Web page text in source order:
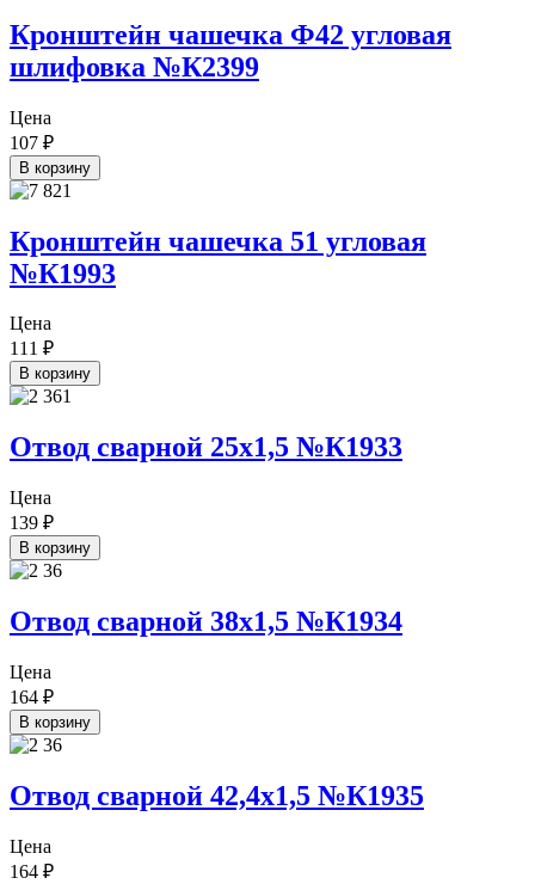
Кронштейн чашечка Ф42 угловая
шлифовка №К2399
Цена
107 ₽
В корзину
Кронштейн чашечка 51 угловая
№К1993
Цена
111 ₽
В корзину
Отвод сварной 25х1,5 №К1933
Цена
139 ₽
В корзину
Отвод сварной 38х1,5 №К1934
Цена
164 ₽
В корзину
Отвод сварной 42,4х1,5 №К1935
Цена
164 ₽